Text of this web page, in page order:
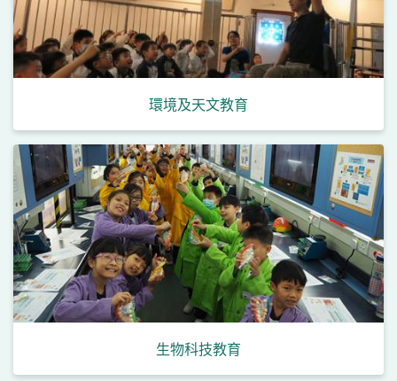
環境及天文教育
生物科技教育
小
幼
幼